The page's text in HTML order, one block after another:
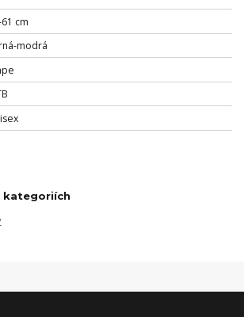
cm
modrá
kategoriích